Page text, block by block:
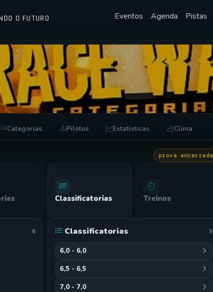
O FUTURO Eventos Agenda Pistas
RACE WARS
Categorias Pilotos Estatísticas Clima
prova encerrada
Classificatorias Treinos
0 Classificatorias 9
6,0 - 6,0
6,5 - 6,5
7,0 - 7,0